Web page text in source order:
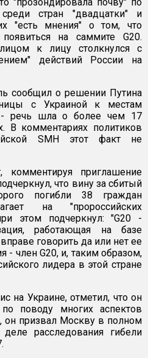
стран "двадцатки" и
"есть мнения" о том, что
на саммите G20.
к лицу столкнулся с
действий России на
сообщил о решении Путина
с Украиной к местам
- речь шла о более чем 17
В комментариях политиков
SMH этот факт не
комментируя приглашение
что вину за сбитый
погибли 38 граждан
на "пророссийских
этом подчеркнул: "G20 -
работающая на базе
говорить да или нет ее
- член G20, и, таким образом,
лидера в этой стране
на Украине, отметил, что он
поводу многих аспектов
он призвал Москву в полном
расследования гибели